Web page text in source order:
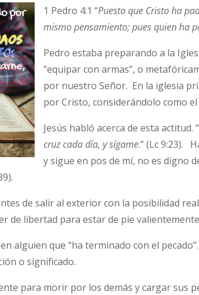
1 Pedro 4:1 “Puesto que Cristo ha
mismo pensamiento; pues quien ha
Pedro estaba preparando a la
“equipar con armas”, o
por nuestro Señor. En la iglesia
por Cristo, considerándolo como
Jesús habló acerca de esta actitud. “
cruz cada día, y sígame.” (Lc 9:23).
y sigue en pos de mí, no es digno
de salir al exterior con la posibilidad
de libertad para estar de pie
alguien que “ha terminado con el
o significado.
para morir por los demás y cargar sus